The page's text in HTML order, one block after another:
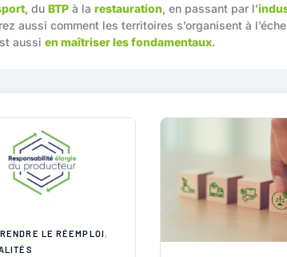
, du BTP à la restauration, en passant par l’
aussi comment les territoires s’organisent à
aussi en maîtriser les fondamentaux.
LE RÉEMPLOI ,